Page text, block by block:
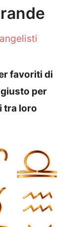
favoriti di
per
tra loro